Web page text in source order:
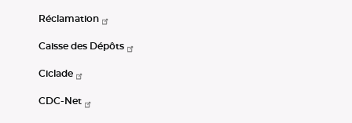
Réclamation
Caisse des Dépôts
Ciclade
CDC-Net